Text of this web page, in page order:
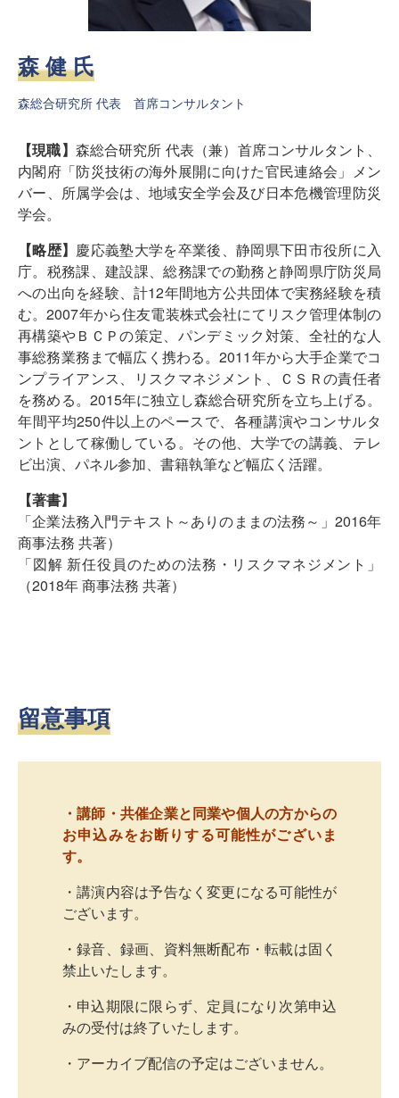
森 健 氏
森総合研究所 代表 首席コンサルタント
【現職】 森総合研究所 代表（兼）首席コンサルタント、
内閣府「防災技術の海外展開に向けた官民連絡会」メン
バー、所属学会は、地域安全学会及び日本危機管理防災
学会。
【略歴】 慶応義塾大学を卒業後、静岡県下田市役所に入
庁。税務課、建設課、総務課での勤務と静岡県庁防災局
への出向を経験、計12年間地方公共団体で実務経験を積
む。2007年から住友電装株式会社にてリスク管理体制の
再構築やＢＣＰの策定、パンデミック対策、全社的な人
事総務業務まで幅広く携わる。2011年から大手企業でコ
ンプライアンス、リスクマネジメント、ＣＳＲの責任者
を務める。2015年に独立し森総合研究所を立ち上げる。
年間平均250件以上のペースで、各種講演やコンサルタ
ントとして稼働している。その他、大学での講義、テレ
ビ出演、パネル参加、書籍執筆など幅広く活躍。
【著書】
「企業法務入門テキスト～ありのままの法務～」2016年
商事法務 共著）
「図解 新任役員のための法務・リスクマネジメント」
（2018年 商事法務 共著）
留意事項
・講師・共催企業と同業や個人の方からの
お申込みをお断りする可能性がございま
す。
・講演内容は予告なく変更になる可能性が
ございます。
・録音、録画、資料無断配布・転載は固く
禁止いたします。
・申込期限に限らず、定員になり次第申込
みの受付は終了いたします。
・アーカイブ配信の予定はございません。